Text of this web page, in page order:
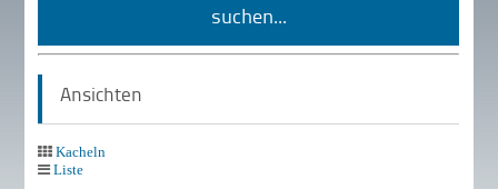
suchen...
Ansichten
Kacheln
Liste